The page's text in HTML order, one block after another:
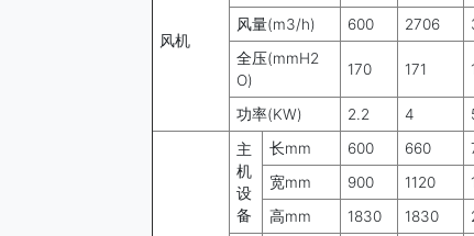
风机
风量(m3/h)
600 2706
全压(mmH2
O)
170 171
功率(KW) 2.2 4
主
机
设
备
长mm 600 660
宽mm
900 1120
高mm
1830 1830